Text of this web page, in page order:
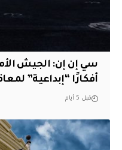
سي إن إن: الجيش
أفكارًا “إبداعية”
قبل 5 أيام